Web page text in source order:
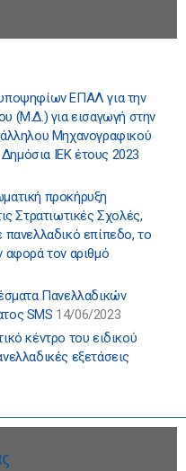
ΕΠΑΛ για την
(Μ.Δ.) για εισαγωγή στην
Μηχανογραφικού
ΙΕΚ έτους 2023
προκήρυξη
Στρατιωτικές Σχολές,
επίπεδο, το
αφορά τον αριθμό
Πανελλαδικών
SMS 14/06/2023
κέντρο του ειδικού
εξετάσεις